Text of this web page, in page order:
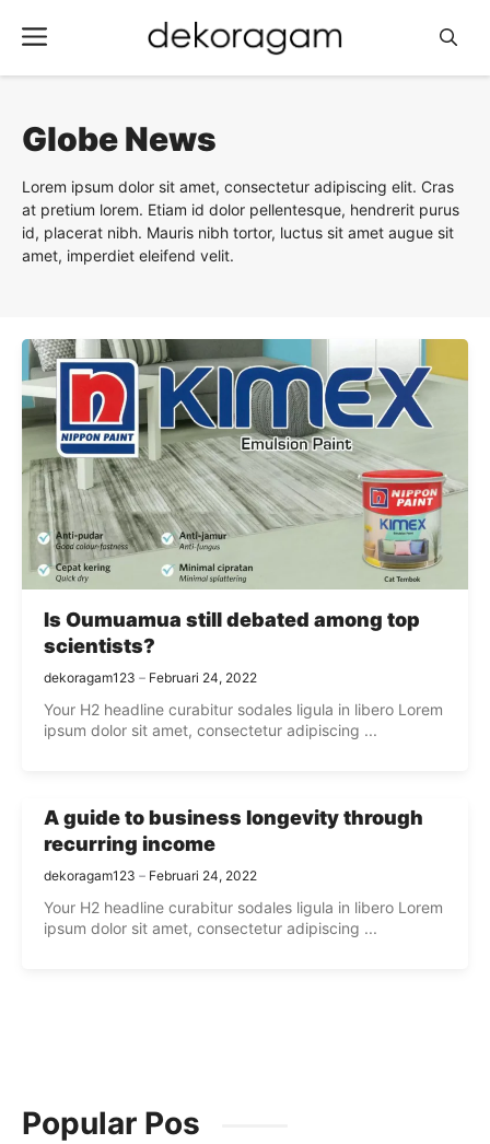
Menu
Globe News
Lorem ipsum dolor sit amet, consectetur adipiscing elit. Cras
at pretium lorem. Etiam id dolor pellentesque, hendrerit purus
id, placerat nibh. Mauris nibh tortor, luctus sit amet augue sit
amet, imperdiet eleifend velit.
Is Oumuamua still debated among top
scientists?
dekoragam123 Februari 24, 2022
Your H2 headline curabitur sodales ligula in libero Lorem
ipsum dolor sit amet, consectetur adipiscing ...
A guide to business longevity through
recurring income
dekoragam123 Februari 24, 2022
Your H2 headline curabitur sodales ligula in libero Lorem
ipsum dolor sit amet, consectetur adipiscing ...
Popular Pos